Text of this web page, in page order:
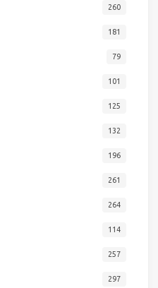
260
181
79
101
125
132
196
261
264
114
257
297